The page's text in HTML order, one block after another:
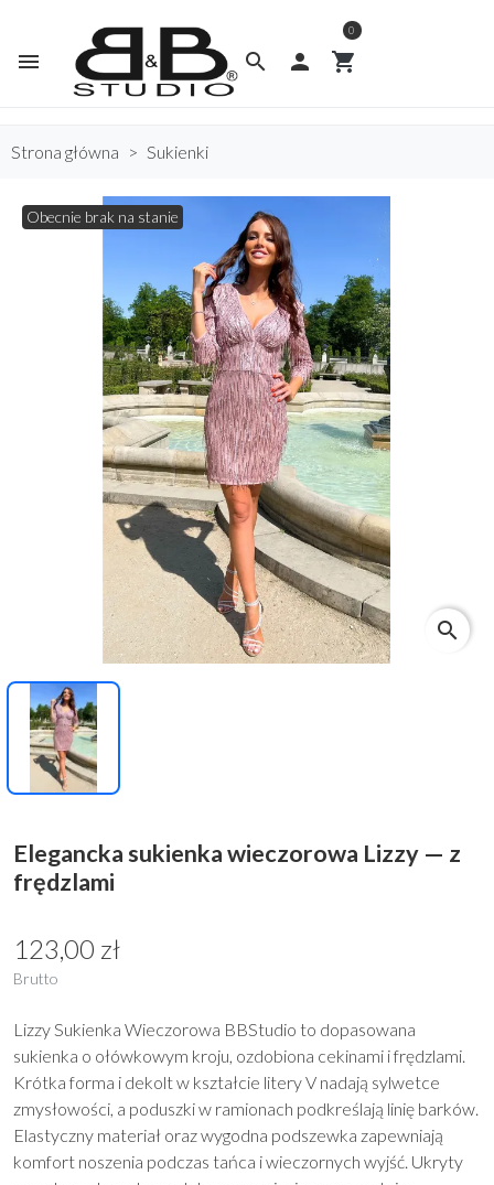
search
menu  shopping_cart
0
Strona główna Sukienki
Obecnie brak na stanie
search
Elegancka sukienka wieczorowa Lizzy — z
frędzlami
123,00 zł
Brutto
Lizzy Sukienka Wieczorowa BBStudio to dopasowana
sukienka o ołówkowym kroju, ozdobiona cekinami i frędzlami.
Krótka forma i dekolt w kształcie litery V nadają sylwetce
zmysłowości, a poduszki w ramionach podkreślają linię barków.
Elastyczny materiał oraz wygodna podszewka zapewniają
komfort noszenia podczas tańca i wieczornych wyjść. Ukryty